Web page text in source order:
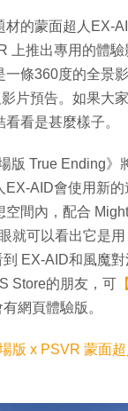
材的蒙面超人EX-
上推出專用的體驗
一條360度的全景
片預告。如果大
看是甚麼樣子。
版 True Ending》
EX-AID會使用新的
間內，配合
就可以看出它是用
EX-AID和風魔
Store的朋友，可
有網頁體驗版。
版 x PSVR 蒙面